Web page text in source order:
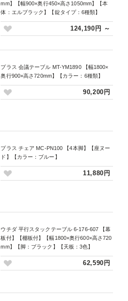
mm】【幅900×奥行450×高さ1050mm】【本
体：エルブラック】【錠タイプ：6種類】
124,190円 ～
プラス 会議テーブル MT-YM1890 【幅1800×
奥行900×高さ720mm】【カラー：6種類】
90,200円
プラス チェア MC-PN100 【4本脚】【座ヌー
ド】【カラー：ブルー】
11,880円
ウチダ 平行スタックテーブル 6-176-607 【幕
板付】【棚板付】【幅1800×奥行600×高さ720
mm】【脚：ブラック】【天板：3色】
62,590円